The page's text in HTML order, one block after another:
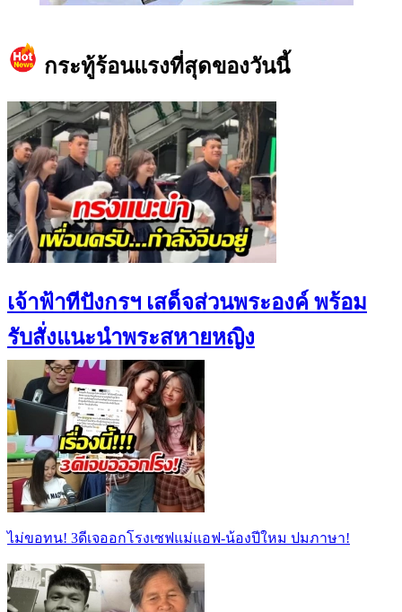
กระทู้ร้อนแรงที่สุดของวันนี้
เจ้าฟ้าทีปังกรฯ เสด็จส่วนพระองค์ พร้อม
รับสั่งแนะนำพระสหายหญิง
ไม่ขอทน! 3ดีเจออกโรงเซฟแม่แอฟ-น้องปีใหม ปมภาษา!